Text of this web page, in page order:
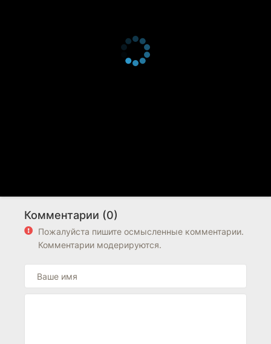
Комментарии (0)
Пожалуйста пишите осмысленные комментарии.
Комментарии модерируются.